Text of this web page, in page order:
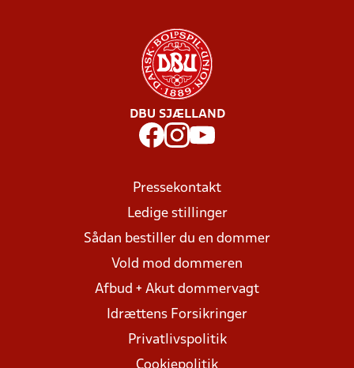
DBU SJÆLLAND
Pressekontakt
Ledige stillinger
Sådan bestiller du en dommer
Vold mod dommeren
Afbud + Akut dommervagt
Idrættens Forsikringer
Privatlivspolitik
Cookiepolitik